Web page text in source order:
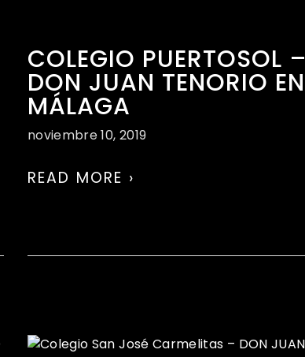
COLEGIO PUERTOSOL –
DON JUAN TENORIO EN
MÁLAGA
noviembre 10, 2019
READ MORE ›